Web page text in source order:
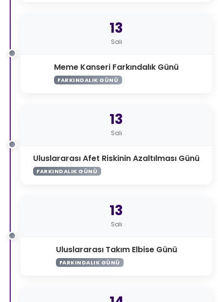
13
Salı
Meme Kanseri Farkındalık Günü
FARKINDALIK GÜNÜ
13
Salı
Uluslararası Afet Riskinin Azaltılması Günü
FARKINDALIK GÜNÜ
13
Salı
Uluslararası Takım Elbise Günü
FARKINDALIK GÜNÜ